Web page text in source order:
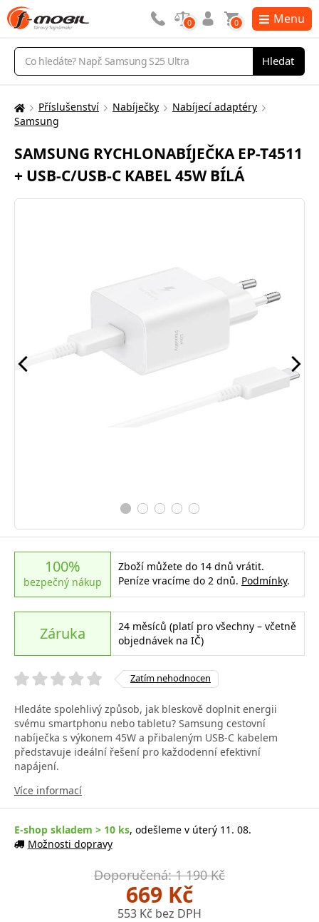
Vyhledávání
Hledat
0 0 Menu
Zde
nacházíte:
Příslušenství Nabíječky
Nabíjecí adaptéry
Samsung
SAMSUNG RYCHLONABÍJEČKA EP-T4511
+ USB-C/USB-C KABEL 45W BÍLÁ
100%
bezpečný nákup
Zboží můžete do 14 dnů vrátit.
Peníze vracíme do 2 dnů. Podmínky.
Záruka
24 měsíců (platí pro všechny – včetně
objednávek na IČ)
Zatím nehodnocen
Hledáte spolehlivý způsob, jak bleskově doplnit energii
svému smartphonu nebo tabletu? Samsung cestovní
nabíječka s výkonem 45W a přibaleným USB-C kabelem
představuje ideální řešení pro každodenní efektivní
napájení.
Více informací
E-shop skladem > 10 ks, odešleme v úterý 11. 08.
Možnosti dopravy
Doporučená: 1 190 Kč
669 Kč
553 Kč bez DPH